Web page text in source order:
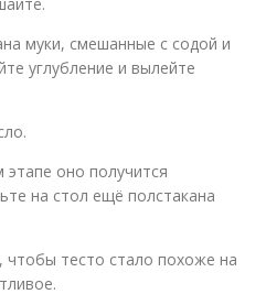
муки, смешанные с содой и
углубление и вылейте
оно получится
на стол ещё полстакана
тесто стало похоже на